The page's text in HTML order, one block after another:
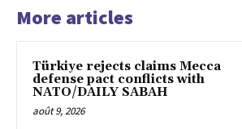
More articles
Türkiye rejects claims Mecca
defense pact conflicts with
NATO/DAILY SABAH
août 9, 2026